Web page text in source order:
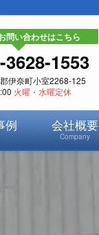
例 会社概要
Company
問い合わせはこちら
3628-1553
伊奈町小室2268-125
火曜・水曜定休